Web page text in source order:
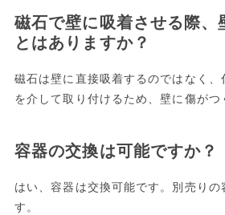
磁石で壁に吸着させる際、
とはありますか？
磁石は壁に直接吸着するのではなく、
を介して取り付けるため、壁に傷がつ
容器の交換は可能ですか？
はい、容器は交換可能です。別売りの
す。